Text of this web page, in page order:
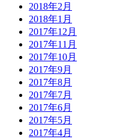
2018年2月
2018年1月
2017年12月
2017年11月
2017年10月
2017年9月
2017年8月
2017年7月
2017年6月
2017年5月
2017年4月